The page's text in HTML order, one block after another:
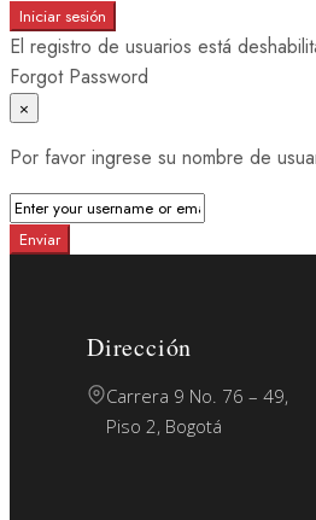
Iniciar sesión
El registro de usuarios está
Forgot Password
×
Por favor ingrese su nombre de
Enviar
Dirección
Carrera 9 No. 76 – 49,
Piso 2, Bogotá